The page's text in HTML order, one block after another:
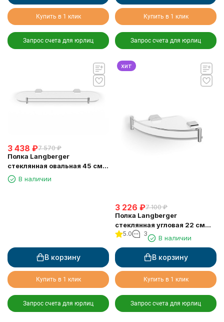
Купить в 1 клик
Запрос счета для юрлиц
Купить в 1 клик
Запрос счета для юрлиц
3 438 ₽7 570 ₽
Полка Langberger
стеклянная овальная 45 см
24051GВ наличии
В корзину
Купить в 1 клик
Запрос счета для юрлиц
хит
3 226 ₽7 100 ₽
Полка Langberger
стеклянная угловая 22 см
24051D
5.0 3
В наличии
В корзину
Купить в 1 клик
Запрос счета для юрлиц